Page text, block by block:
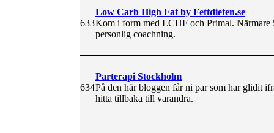
633
Low Carb High Fat by Fettdieten.se
Kom i form med LCHF och Primal. Närmare
personlig coachning.
634
Parterapi Stockholm
På den här bloggen får ni par som har glidit
hitta tillbaka till varandra.